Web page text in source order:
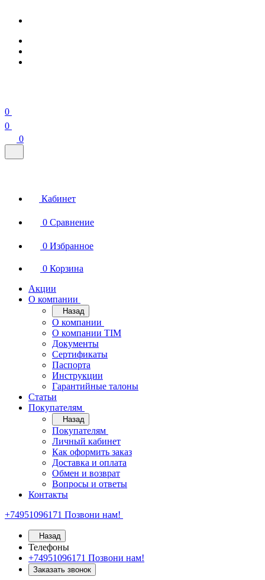
0
0
0
Кабинет
0 Сравнение
0 Избранное
0 Корзина
Акции
О компании
Назад
О компании
О компании TIM
Документы
Сертификаты
Паспорта
Инструкции
Гарантийные талоны
Статьи
Покупателям
Назад
Покупателям
Личный кабинет
Как оформить заказ
Доставка и оплата
Обмен и возврат
Вопросы и ответы
Контакты
+74951096171 Позвони нам!
Назад
Телефоны
+74951096171 Позвони нам!
Заказать звонок